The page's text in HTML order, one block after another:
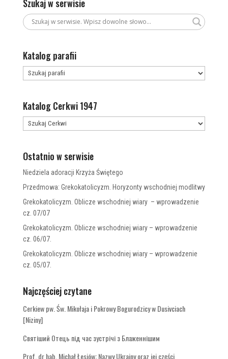
Szukaj w serwisie
Katalog parafii
Katalog Cerkwi 1947
Ostatnio w serwisie
Niedziela adoracji Krzyża Świętego
Przedmowa: Grekokatolicyzm. Horyzonty wschodniej modlitwy
Grekokatolicyzm. Oblicze wschodniej wiary – wprowadzenie
cz. 07/07
Grekokatolicyzm. Oblicze wschodniej wiary – wprowadzenie
cz. 06/07.
Grekokatolicyzm. Oblicze wschodniej wiary – wprowadzenie
cz. 05/07.
Najczęściej czytane
Cerkiew pw. Św. Mikołaja i Pokrowy Bogurodzicy w Dusivciach
[Niziny]
Святіший Отець під час зустрічі з Блаженнішим
Prof. dr hab. Michał Łesiów: Nazwy Ukrainy oraz jej części